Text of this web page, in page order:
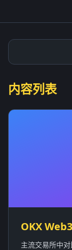
内容列表
OKX
主流交易所中